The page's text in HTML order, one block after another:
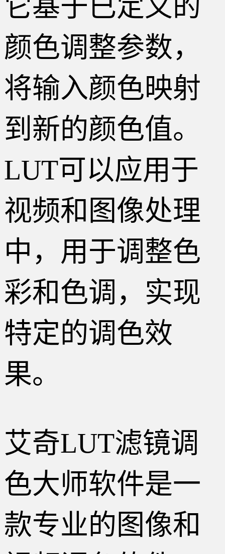
它基于已定义的
颜色调整参数，
将输入颜色映射
到新的颜色值。
LUT可以应用于
视频和图像处理
中，用于调整色
彩和色调，实现
特定的调色效
果。
艾奇LUT滤镜调
色大师软件是一
款专业的图像和